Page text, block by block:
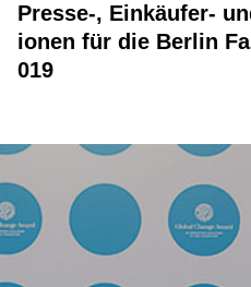
Presse-, Einkäufer-
ionen für die Berlin
019